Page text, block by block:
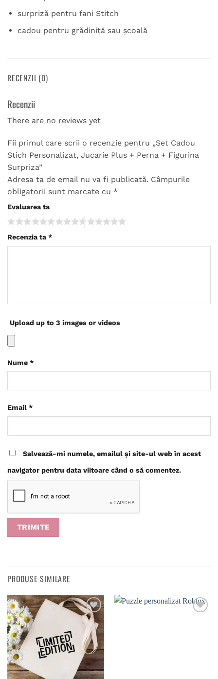
surpriză pentru fani Stitch
cadou pentru grădiniță sau școală
RECENZII (0)
Recenzii
There are no reviews yet
Fii primul care scrii o recenzie pentru „Set Cadou
Stich Personalizat, Jucarie Plus + Perna + Figurina
Surpriza”
Adresa ta de email nu va fi publicată. Câmpurile
obligatorii sunt marcate cu *
Evaluarea ta
Recenzia ta *
Upload up to 3 images or videos
Nume *
Email *
Salvează-mi numele, emailul și site-ul web în acest
navigator pentru data viitoare când o să comentez.
PRODUSE SIMILARE